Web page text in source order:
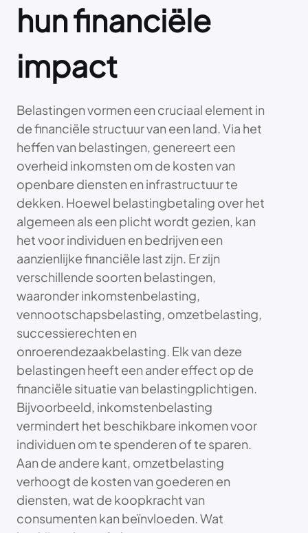
hun financiële
impact
Belastingen vormen een cruciaal element in
de financiële structuur van een land. Via het
heffen van belastingen, genereert een
overheid inkomsten om de kosten van
openbare diensten en infrastructuur te
dekken. Hoewel belastingbetaling over het
algemeen als een plicht wordt gezien, kan
het voor individuen en bedrijven een
aanzienlijke financiële last zijn. Er zijn
verschillende soorten belastingen,
waaronder inkomstenbelasting,
vennootschapsbelasting, omzetbelasting,
successierechten en
onroerendezaakbelasting. Elk van deze
belastingen heeft een ander effect op de
financiële situatie van belastingplichtigen.
Bijvoorbeeld, inkomstenbelasting
vermindert het beschikbare inkomen voor
individuen om te spenderen of te sparen.
Aan de andere kant, omzetbelasting
verhoogt de kosten van goederen en
diensten, wat de koopkracht van
consumenten kan beïnvloeden. Wat